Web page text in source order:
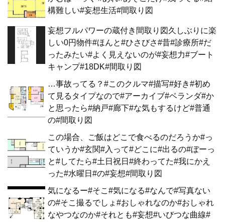
構難しい#妄想生活#間取り図
妄想フルパワーの蔵付き間取り図久しぶりに楽
しい0円物件#ほんと#ひさびさ#昔#診療所#だ
ったみたい#よく見えないのが#妄想力#ブート
キャンプ#18DK#間取り図
…事故ってる？#このクルマ#描写#好き#初め
て見るタイプなので#アーカイブ#ベランダ#か
と思ったら#納戸#廊下#な気もするけど#普通
の#間取り図
この場合、ご飯はどこで食べるのだろうか#っ
ていうか#玄関#入って#どこに#出るの#ぼーっ
と#してたら#土日祝日#終わってた#我にかえ
った#水曜日#の#妄想#間取り図
気になるー#そこ#気になる#なんで#写真ない
の#そこ撮るでしょ#おしゃれなのか#おしゃれ
なやつなのか#それとも#妄想#いびつな曲線#